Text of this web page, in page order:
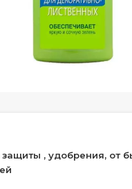
, удобрения, от